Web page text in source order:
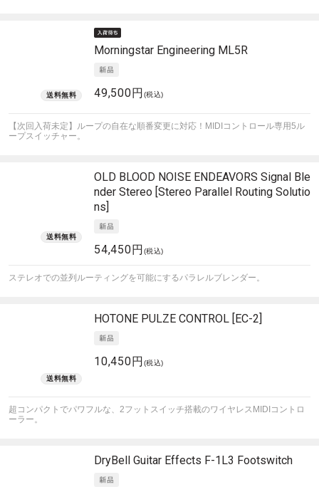
Morningstar Engineering ML5R
49,500円 (税込)
【次回入荷未定】ループの自在な順番変更に対応！MIDIコントロール専用5ル
ープスイッチャー。
OLD BLOOD NOISE ENDEAVORS Signal Ble
nder Stereo [Stereo Parallel Routing Solutio
ns]
54,450円 (税込)
ステレオでの並列ルーティングを可能にするパラレルブレンダー。
HOTONE PULZE CONTROL [EC-2]
10,450円 (税込)
超コンパクトでパワフルな、2フットスイッチ搭載のワイヤレスMIDIコントロ
ーラー。
DryBell Guitar Effects F-1L3 Footswitch